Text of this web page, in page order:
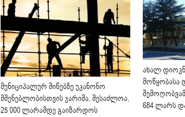
მუნიციპალურ მიწებზე უკანონო
მშენებლობისთვის ჯარიმა, შესაძლოა,
25 000 ლარამდე გაიზარდოს
ახალ
მოწყობასა
684 ლარს